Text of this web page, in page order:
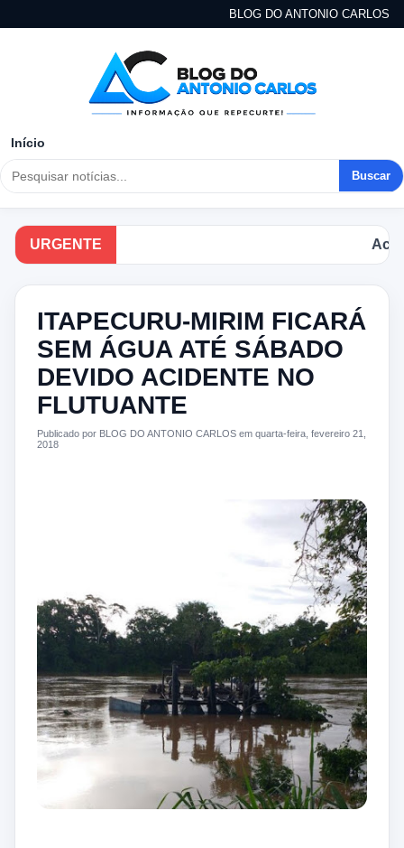
BLOG DO ANTONIO CARLOS
Início
Buscar
URGENTE
ITAPECURU-MIRIM FICARÁ
SEM ÁGUA ATÉ SÁBADO
DEVIDO ACIDENTE NO
FLUTUANTE
Publicado por BLOG DO ANTONIO CARLOS em quarta-feira, fevereiro 21,
2018